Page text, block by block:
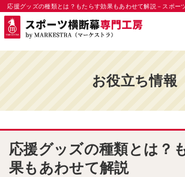
応援グッズの種類とは？もたらす効果もあわせて解説－スポー
お役立ち情報
応援グッズの種類とは？
果もあわせて解説